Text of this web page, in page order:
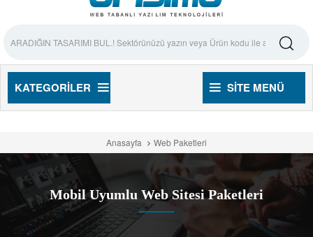
KATEGORILER SITE MENÜ
Anasayfa Web Paketleri
Mobil Uyumlu Web Sitesi Paketleri